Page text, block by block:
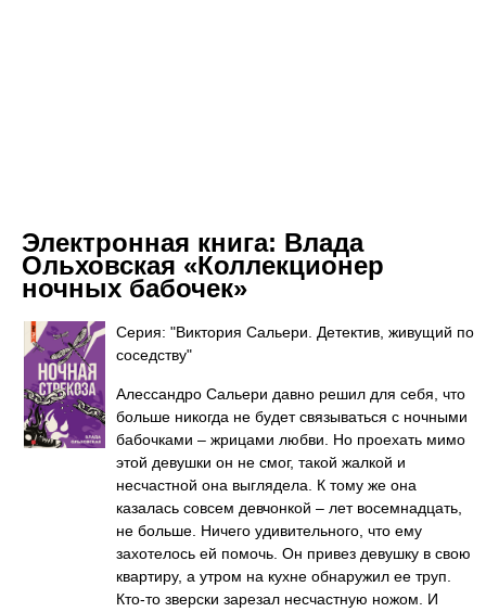
Электронная книга: Влада
Ольховская «Коллекционер
ночных бабочек»
Серия: "Виктория Сальери. Детектив, живущий по
соседству"
Алессандро Сальери давно решил для себя, что
больше никогда не будет связываться с ночными
бабочками – жрицами любви. Но проехать мимо
этой девушки он не смог, такой жалкой и
несчастной она выглядела. К тому же она
казалась совсем девчонкой – лет восемнадцать,
не больше. Ничего удивительного, что ему
захотелось ей помочь. Он привез девушку в свою
квартиру, а утром на кухне обнаружил ее труп.
Кто-то зверски зарезал несчастную ножом. И